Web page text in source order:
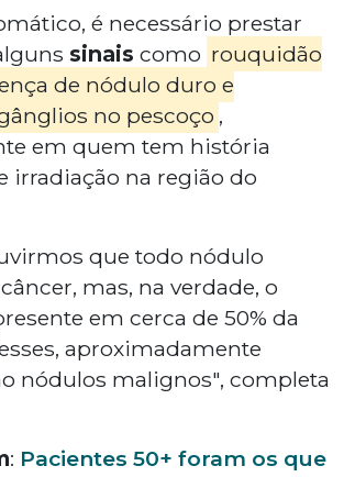
é necessário prestar
sinais como rouquidão
de nódulo duro e
no pescoço ,
em quem tem história
irradiação na região do
que todo nódulo
mas, na verdade, o
em cerca de 50% da
aproximadamente
nódulos malignos", completa
: Pacientes 50+ foram os que